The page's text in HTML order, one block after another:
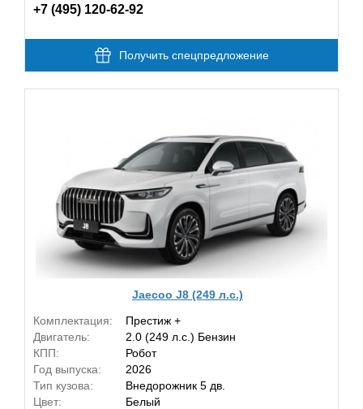
+7 (495) 120-62-92
Получить спецпредложение
Jaecoo J8 (249 л.с.)
Комплектация:
Престиж +
Двигатель:
2.0 (249 л.с.) Бензин
КПП:
Робот
Год выпуска:
2026
Тип кузова:
Внедорожник 5 дв.
Цвет:
Белый